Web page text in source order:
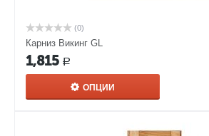
(0)
Карниз Викинг GL
1,815 Р
ОПЦИИ